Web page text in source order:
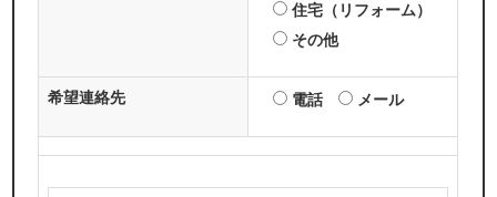
住宅（リフォーム）
その他
希望連絡先 電話 メール